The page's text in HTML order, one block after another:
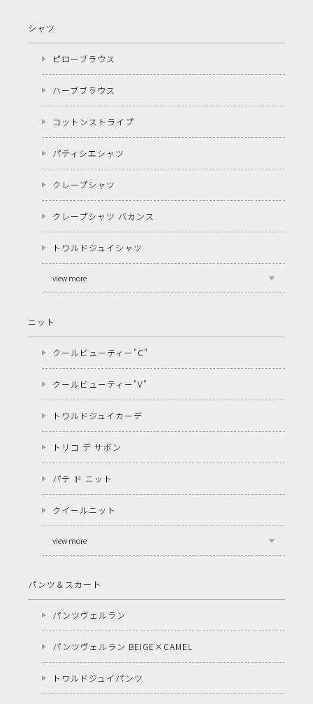
シャツ
ピローブラウス
ハーブブラウス
コットンストライプ
パティシエシャツ
クレープシャツ
クレープシャツ バカンス
トワルドジュイシャツ
view more
ニット
クールビューティー"C"
クールビューティー"V"
トワルドジュイカーデ
トリコ デ サボン
パテ ド ニット
クイールニット
view more
パンツ＆スカート
パンツヴェルラン
パンツヴェルラン BEIGE×CAMEL
トワルドジュイパンツ